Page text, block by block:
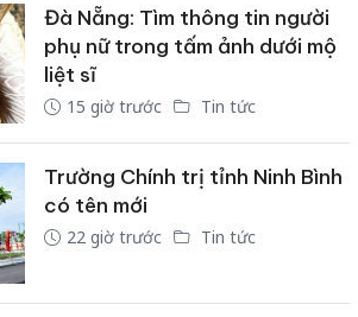
Đà Nẵng: Tìm thông tin người
phụ nữ trong tấm ảnh dưới mộ
liệt sĩ
15 giờ trước Tin tức
Trường Chính trị tỉnh Ninh Bình
có tên mới
22 giờ trước Tin tức